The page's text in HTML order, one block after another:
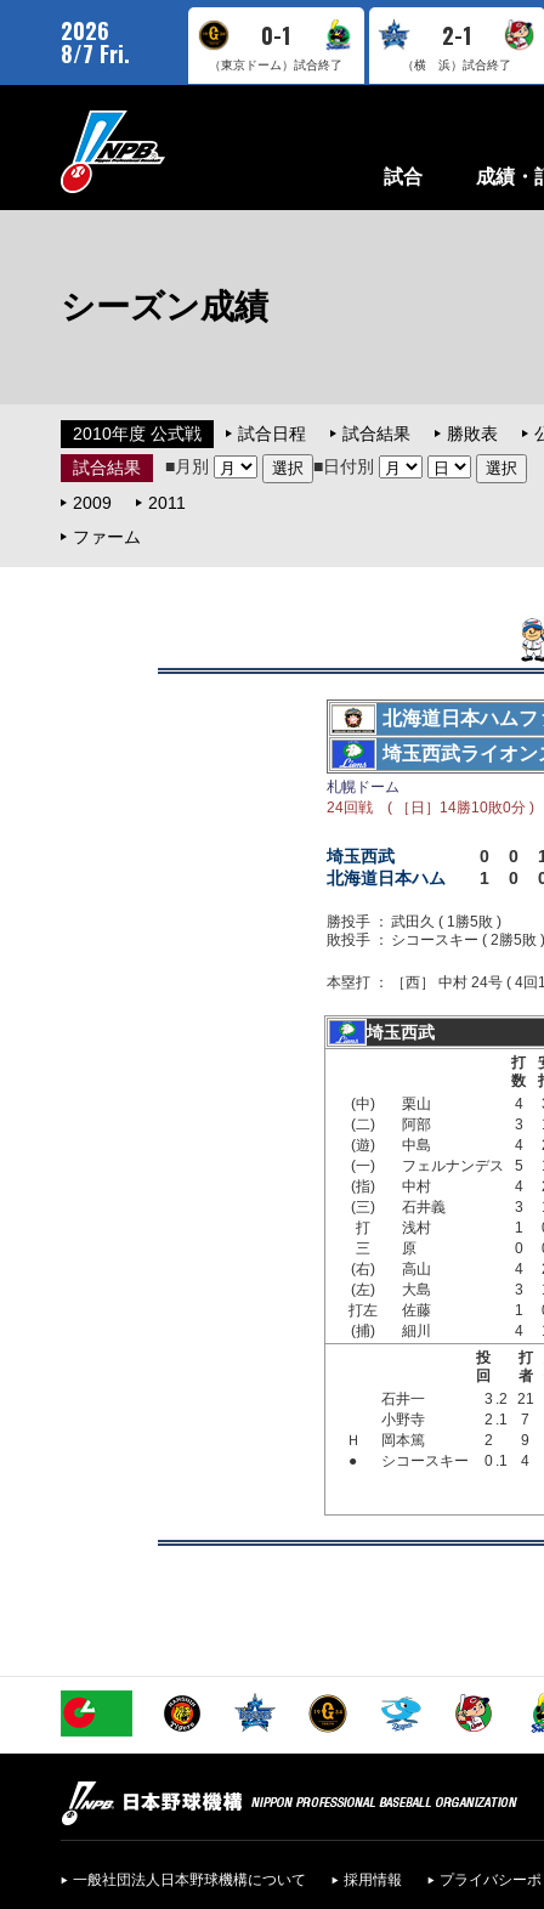
2026
8/7 Fri.
0-1
（東京ドーム）試合終了
2-1
（横 浜）試合終了
試合 成績・
シーズン成績
2010年度 公式戦 試合日程 試合結果 勝敗表
試合結果
■月別
■日付別
2009
2011
ファーム
北海道日本ハムフ
埼玉西武ライオン
札幌ドーム
24回戦 ( ［日］14勝10敗0分 )
埼玉西武 0 0
北海道日本ハム
1 0
勝投手 ： 武田久 ( 1勝5敗 )
敗投手 ： シコースキー ( 2勝5敗 )
本塁打 ： ［西］ 中村 24号 ( 4
埼玉西武
打
数
(中)
栗山 4
(二)
阿部 3
(遊)
中島 4
(一)
フェルナンデス 5
(指)
中村 4
(三)
石井義 3
打
浅村 1
三
原 0
(右)
高山 4
(左)
大島 3
打左
佐藤 1
(捕)
細川 4
投
回
打
者
石井一
3 .2
21
小野寺
2 .1
7
Ｈ
岡本篤 2
9
●
シコースキー 0 .1 4
一般社団法人日本野球機構について 採用情報 プライバシー